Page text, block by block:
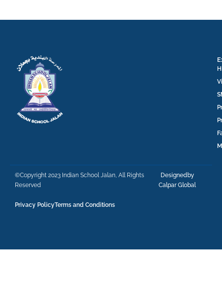
©Copyright 2023 Indian School Jalan, All Rights
Reserved
Designedby
Calpar Global
Privacy PolicyTerms and Conditions